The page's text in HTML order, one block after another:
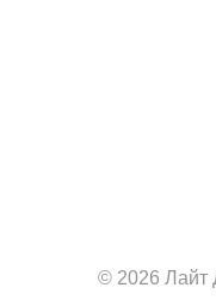
© 2026 Лайт